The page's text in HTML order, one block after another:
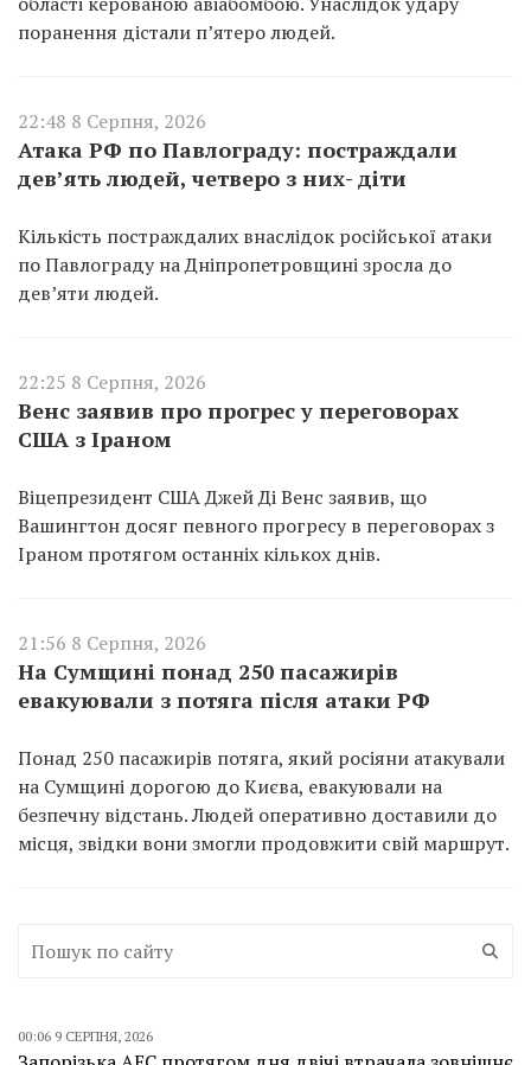
поранення дістали п’ятеро людей.
22:48 8 Серпня, 2026
Атака РФ по Павлограду: постраждали
дев’ять людей, четверо з них- діти
Кількість постраждалих внаслідок російської атаки
по Павлограду на Дніпропетровщині зросла до
дев’яти людей.
22:25 8 Серпня, 2026
Венс заявив про прогрес у переговорах
США з Іраном
Віцепрезидент США Джей Ді Венс заявив, що
Вашингтон досяг певного прогресу в переговорах з
Іраном протягом останніх кількох днів.
21:56 8 Серпня, 2026
На Сумщині понад 250 пасажирів
евакуювали з потяга після атаки РФ
Понад 250 пасажирів потяга, який росіяни атакували
на Сумщині дорогою до Києва, евакуювали на
безпечну відстань. Людей оперативно доставили до
місця, звідки вони змогли продовжити свій маршрут.
00:06 9 СЕРПНЯ, 2026